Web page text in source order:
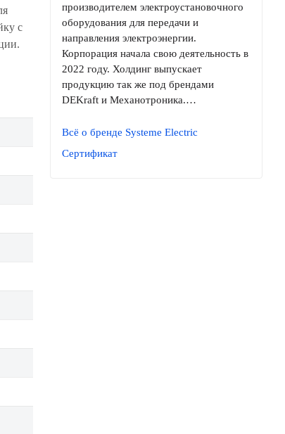
производителем электроустановочного
оборудования для передачи и
направления электроэнергии.
Корпорация начала свою деятельность в
2022 году. Холдинг выпускает
продукцию так же под брендами
DEKraft и Механотроника.…
Всё о бренде Systeme Electric
Сертификат